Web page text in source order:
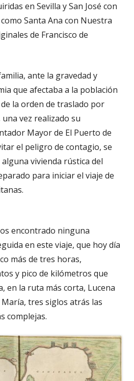
en Sevilla y San José con
Santa Ana con Nuestra
de Francisco de
ante la gravedad y
que afectaba a la población
la orden de traslado por
vez realizado su
Mayor de El Puerto de
el peligro de contagio, se
vivienda rústica del
para iniciar el viaje de
encontrado ninguna
en este viaje, que hoy día
más de tres horas,
y pico de kilómetros que
en la ruta más corta, Lucena
tres siglos atrás las
complejas.